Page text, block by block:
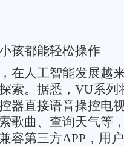
都能轻松操作
人工智能发展越
索。据悉，VU系列
器直接语音操控电
歌曲、查询天气等
容第三方APP，用